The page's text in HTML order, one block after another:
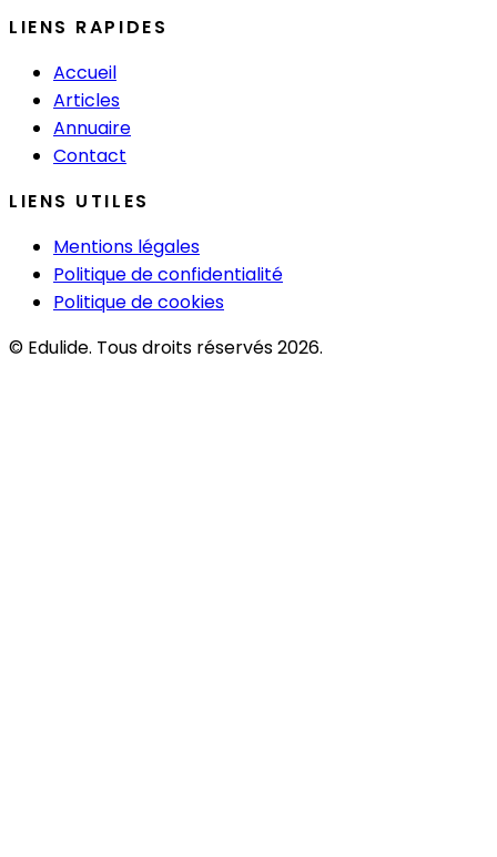
LIENS RAPIDES
Accueil
Articles
Annuaire
Contact
LIENS UTILES
Mentions légales
Politique de confidentialité
Politique de cookies
© Edulide. Tous droits réservés 2026.